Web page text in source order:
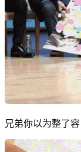
兄弟你以为整了